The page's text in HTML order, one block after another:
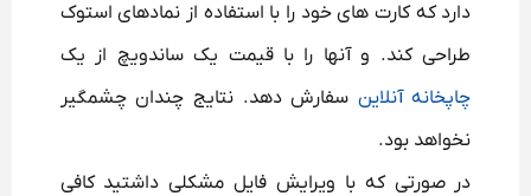
دارد که کارت های خود را با استفاده از نمادهای استوک
طراحی کند. و آنها را با قیمت یک ساندویچ از یک
چاپخانه آنلاین سفارش دهد. نتایج چندان چشمگیر
نخواهد بود.
در صورتی که با ویرایش فایل مشکلی داشتید کافی